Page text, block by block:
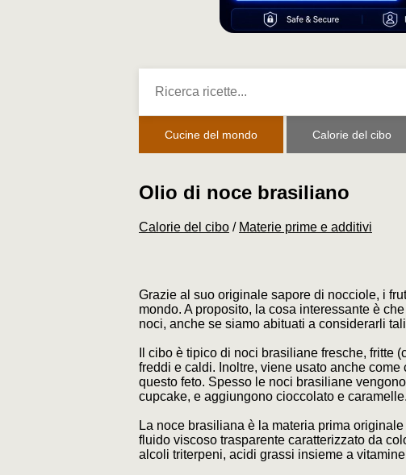
Cucine del mondo Calorie del cibo
Olio di noce brasiliano
Calorie del cibo / Materie prime e additivi
Grazie al suo originale sapore di nocciole, i
mondo. A proposito, la cosa interessante è
noci, anche se siamo abituati a considerarli
Il cibo è tipico di noci brasiliane fresche, fritte
freddi e caldi. Inoltre, viene usato anche
questo feto. Spesso le noci brasiliane
cupcake, e aggiungono cioccolato e caramelle.
La noce brasiliana è la materia prima
fluido viscoso trasparente caratterizzato da
alcoli triterpeni, acidi grassi insieme a